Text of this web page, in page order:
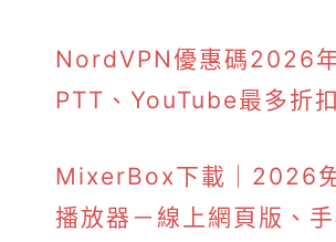
NordVPN優惠碼2026年
PTT、YouTube最多折扣
MixerBox下載｜2026
播放器－線上網頁版、